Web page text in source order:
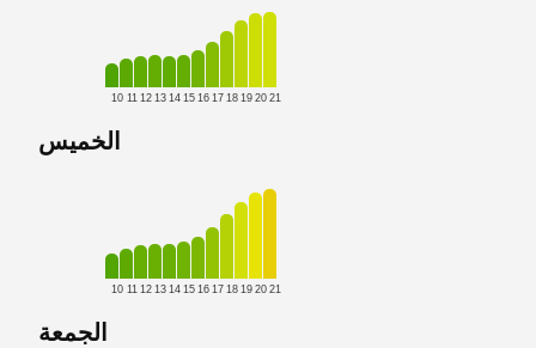
10 11 12 13 14 15 16 17 18 19 20 21
الخميس
10 11 12 13 14 15 16 17 18 19 20 21
الجمعة